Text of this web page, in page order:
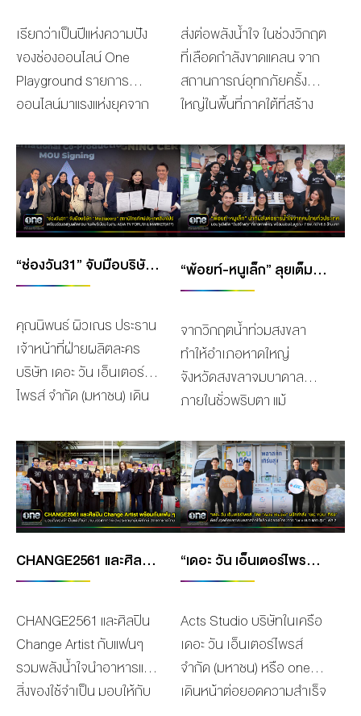
เฟี้ยต ธัชนนท์ จารุพัชนี เป็น
ตัวแทนเข้ารับรางวัลจาก
นายอรรถพล ฤกษ์พิบูลย์
รัฐมนตรีว่าการกระทรวง
พลังงาน ณ อาคารอิมแพ็ค
ฟอรั่ม ชั้น 2 อิมแพ็ค
เมืองทองธานี ซึ่งนับเป็นครั้ง
ที่ 12 แล้วที่กรีนเวฟได้รับ
รางวัลอันทรงเกียรตินี้
เป็นการตอกย้ำความมุ่งมั่น
และตั้งใจจริงในการเป็นสื่อที่
ให้ความสำคัญกับการ
ทดแทน และสิ่งแวดล้อม ผ่าน
การนำเสนอข่าวสารและ
กิจกรรมต่างๆ เพื่อดูแลสิ่ง
แวดล้อมและพลังงานทดแทน
ต่อไป
ประกาศรางวัลระดับเอเชีย
“Asia Pacific Film
Festival” ครั้งที่ 62 ณ
ประเทศมาเลเซีย ซึ่งรางวัลนี้
ถือเป็นการตอกย้ำถึงความ
โดดเด่นและเป็นที่ยอมรับใน
ฐานะดาวรุ่งพุ่งแรงแห่ง
ภูมิภาคเอเชีย–แปซิฟิก ของ
สาว “ตู” เพราะรางวัล “FPA
Asia-Pacific Rising Icon
Award” นี้ เป็นการยกย่อง
บุคคลที่มีผลงานโดดเด่นและ
ที่กำลังเติบโตในวงการ
บันเทิงของภูมิภาคเอเชีย–
แปซิฟิก โดยนักแสดงสาว “ตู”
ก็ได้บินตรงไปรับรางวัลด้วย
ภูมิใจและดีใจที่ผลงานต่างๆ
เป็นที่ประจักษ์และยังเป็นแรง
บันดาลใจให้กับคนรุ่นใหม่
จนเป็นที่ยอมรับในระดับ
นานาชาติให้ได้รับรางวัลนี้
งานนี้นักแสดงสาวก็พร้อม
เดินหน้าผลิตผลงานดีๆ มี
คุณภาพอย่างเต็มที่ทุก
บทบาท เรียกว่าการได้รับ
รางวัลครั้งนี้นับเป็นอีกหนึ่ง
ก้าวสำคัญในเส้นทางอาชีพ
ของ “ตู” และยังเป็นอีกบท
เรียกว่าเป็นปีแห่งความปัง
ของช่องออนไลน์ One
Playground รายการ
ออนไลน์มาแรงแห่งยุคจาก
ไปยังประเทศเกาหลีใต้
ประเทศที่ขึ้นชื่อว่าเป็นหนึ่งใน
ศูนย์กลางสำคัญของพลัง
Soft Power ที่ทรงอิทธิพล
ที่สุดในโลก ที่จัดงานประกาศ
รางวัล KIB AWARDS
Korea Influencer &
Business Awards เพื่อ
มอบรางวัลยกย่องผู้
ประกอบการ และนัก
สร้างสรรค์ผู้เปี่ยมวิสัยทัศน์
สามารถสร้างผลงานที่เป็น
ระดับโลก ซึ่งภายในงานมี
เหล่านักธุรกิจ, Influencer
จากทั่วอาเซียนมาร่วมงาน
มากมาย ณ โรงแรม JW
Marriott Hotel , South
Korea เมื่อค่ำวานก่อน และ
Playground ก็สามารถคว้า
รางวัล “The Global
Entertainment Platform
Impact Awards” มาครอง
ส่งต่อพลังน้ำใจ ในช่วงวิกฤต
ที่เลือดกำลังขาดแคลน จาก
สถานการณ์อุทกภัยครั้ง
ใหญ่ในพื้นที่ภาคใต้ที่สร้าง
ว่าจะเป็นบ้านเรือน สิ่งของ
จำเป็น ตลอดจนชีวิตผู้คนที่
ได้รับผลกระทบอย่างหลีก
เลี่ยงไม่ได้ อีกทั้งยังมีผู้ป่วย
จำนวนมากที่ตกค้าง ไม่
สามารถเดินทางไปรักษาที่
โรงพยาบาลได้เนื่องจาก
ระดับน้ำที่สูง ทว่าเมื่อ
สถานการณ์บางจุดเริ่ม
คลี่คลายและน้ำเริ่มลดลง
ประชาชนจำนวนมากได้
ทยอยเข้ารับการรักษา ส่ง
โรงพยาบาลไม่เพียงพอต่อ
ความต้องการอย่างเร่งด่วน
ล่าสุดเมื่อวันพฤหัสบดีที่ 4
ธันวาคม 2568 ศิลปิน
Change Artist จากบริษัท
CHANGE2561 นำทีมโดย
ณ อยุธยา และ พี่เอส วรฤทธิ์
ไวยเจียรนัย ร่วมใจกันมาบริ
จาคเลือดและส่งกำลังใจ ณ
ศูนย์บริการโลหิตแห่งชาติ
“ช่องวัน31” จับมือบริษัท MEDIACORP สถานีโทรทัศน์ระดับนานาชาติประเทศสิงคโปร์ เตรียมร่วมลงทุนผลิตคอนเทนต์พรีเมียม
คุณนิพนธ์ ผิวเณร ประธาน
เจ้าหน้าที่ฝ่ายผลิตละคร
บริษัท เดอะ วัน เอ็นเตอร์
ไพรส์ จำกัด (มหาชน) เดิน
เพื่อลงนามความร่วมมือ
การร่วมทุนสร้างซีรีส์ฟอร์ม
ยักษ์ระหว่าง “ช่องวัน 31”
คอนเทนต์ครีเอเตอร์ชั้นนำ
ของประเทศไทยที่เป็น
มากกว่าช่องทีวี ในกลุ่ม
“เดอะ วัน เอ็นเตอร์ไพรส์”
สถานีโทรทัศน์ที่ใหญ่ที่สุดใน
ประเทศสิงคโปร์ ในงาน ASIA
TV FORUM &
MARKET(ATF) ที่จัดขึ้น ณ
“พ้อยท์-หนูเล็ก” ลุยเต็มที่ ส่งต่อธารน้ำใจจากคนไทยทั่วประเทศ มอบถุงยังชีพ “วันสร้างสุข” แก่พี่น้องชาวหาดใหญ่ พร้อมมอบเงินบูรณะ 7 โรงพยาบาล กว่า 6.5 ล้านบาท
จากวิกฤตน้ำท่วมสงขลา
ทำให้อำเภอหาดใหญ่
จังหวัดสงขลาจมบาดาล
ภายในชั่วพริบตา แม้
ปกติแล้ว แต่บ้านหลาย
หลังคาเรือนยังได้รับความ
เสียหายเป็นอย่างมาก ล่าสุด
โครงการ “วันสร้างสุข” โดย
ไพรส์ ร่วมกับ มูลนิธิเรวัต
พุทธินันทน์ ได้ลงพื้นที่ช่วย
เหลือพี่น้องชาวหาดใหญ่
รวมถึงจังหวัดอื่นๆ ทางภาค
ใต้ที่ได้รับความเดือดร้อน
การลงพื้นที่ครั้งนี้นำโดย
CHANGE2561 และศิลปิน CHANGE ARTIST กับแฟนๆ รวมพลังน้ำใจนำอาหารและสิ่งของใช้จำเป็น มอบให้กับสำนักงานบรรเทาทุกข์และประชานามัยพิทักษ์ สภากาชาดไทย
CHANGE2561 และศิลปิน
Change Artist กับแฟนๆ
รวมพลังน้ำใจนำอาหารและ
สิ่งของใช้จำเป็น มอบให้กับ
“เดอะ วัน เอ็นเตอร์ไพรส์” โดย “ACTS STUDIO” ผนึกกำลัง “GC YOUเทิร์น” ติดตั้งจุดคัดแยกขยะพลาสติกใช้แล้ว ต่อยอดโครงการ “ONE แยก แลก สุข” เฟส 2
Acts Studio บริษัทในเครือ
เดอะ วัน เอ็นเตอร์ไพรส์
จำกัด (มหาชน) หรือ onee
เดินหน้าต่อยอดความสำเร็จ